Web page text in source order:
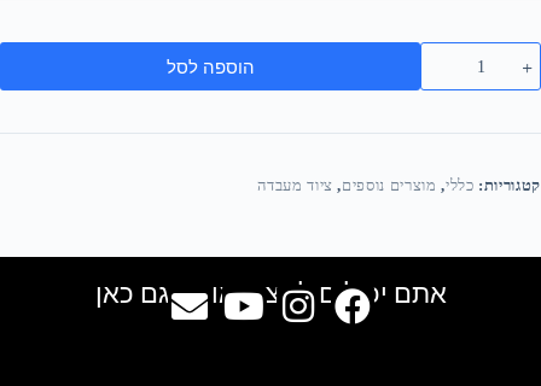
הוספה לסל
קטגוריות: כללי, מוצרים נוספים, ציוד מעבדה
אתם יכולים למצוא אותנו גם כאן